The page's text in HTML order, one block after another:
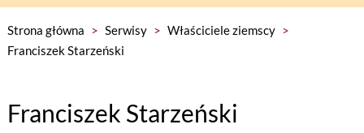
Strona główna > Serwisy > Właściciele ziemscy >
Franciszek Starzeński
Franciszek Starzeński